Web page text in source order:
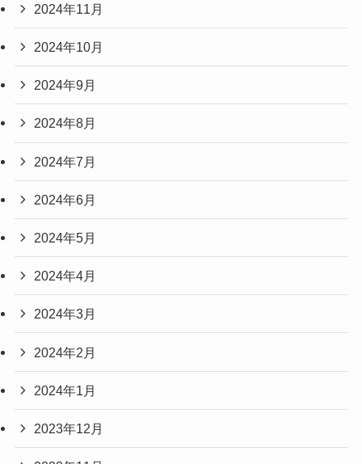
2024年11月
2024年10月
2024年9月
2024年8月
2024年7月
2024年6月
2024年5月
2024年4月
2024年3月
2024年2月
2024年1月
2023年12月